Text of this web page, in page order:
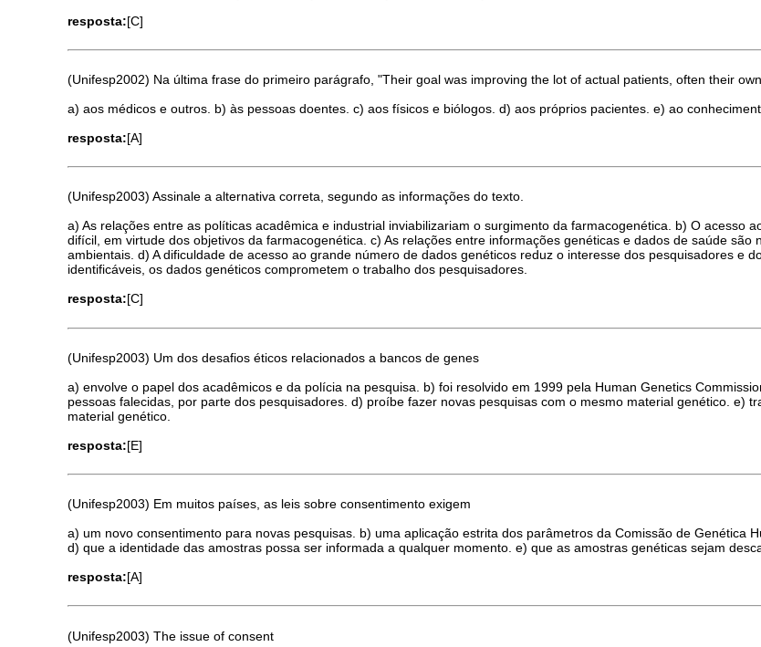
resposta:[C]
(Unifesp2002) Na última frase do primeiro parágrafo, "Their goal was improving the lot of actual patients, often their
a) aos médicos e outros. b) às pessoas doentes. c) aos físicos e biólogos. d) aos próprios pacientes. e) ao
resposta:[A]
(Unifesp2003) Assinale a alternativa correta, segundo as informações do texto.
a) As relações entre as políticas acadêmica e industrial inviabilizariam o surgimento da farmacogenética. b) O acesso
difícil, em virtude dos objetivos da farmacogenética. c) As relações entre informações genéticas e dados de saúde
ambientais. d) A dificuldade de acesso ao grande número de dados genéticos reduz o interesse dos pesquisadores e
identificáveis, os dados genéticos comprometem o trabalho dos pesquisadores.
resposta:[C]
(Unifesp2003) Um dos desafios éticos relacionados a bancos de genes
a) envolve o papel dos acadêmicos e da polícia na pesquisa. b) foi resolvido em 1999 pela Human Genetics
pessoas falecidas, por parte dos pesquisadores. d) proíbe fazer novas pesquisas com o mesmo material genético. e)
material genético.
resposta:[E]
(Unifesp2003) Em muitos países, as leis sobre consentimento exigem
a) um novo consentimento para novas pesquisas. b) uma aplicação estrita dos parâmetros da Comissão de Genética
d) que a identidade das amostras possa ser informada a qualquer momento. e) que as amostras genéticas sejam
resposta:[A]
(Unifesp2003) The issue of consent